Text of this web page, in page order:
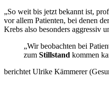
„So weit bis jetzt bekannt ist,
vor allem Patienten, bei denen
Krebs also besonders aggressiv
„Wir beobachten bei
zum Stillstand kommen
berichtet Ulrike Kämmerer